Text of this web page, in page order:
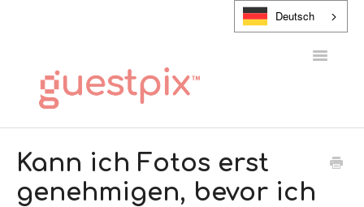
Deutsch
KONTAKT
Kann ich Fotos erst
genehmigen, bevor ich